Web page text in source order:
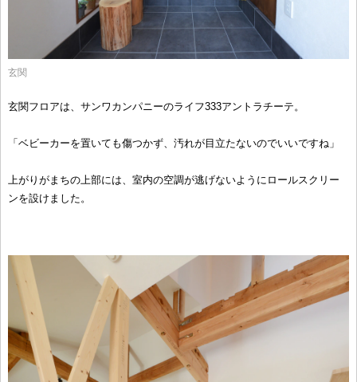
玄関
玄関フロアは、サンワカンパニーのライフ333アントラチーテ。
「ベビーカーを置いても傷つかず、汚れが目立たないのでいいですね」
上がりがまちの上部には、室内の空調が逃げないようにロールスクリー
ンを設けました。